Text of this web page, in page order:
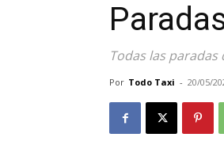
Todas las
Por Todo Taxi - 20/05/